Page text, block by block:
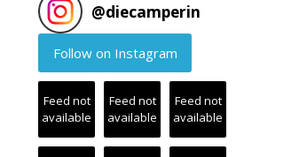
@diecamperin
Follow on Instagram
Feed not
available
Feed not
available
Feed not
available